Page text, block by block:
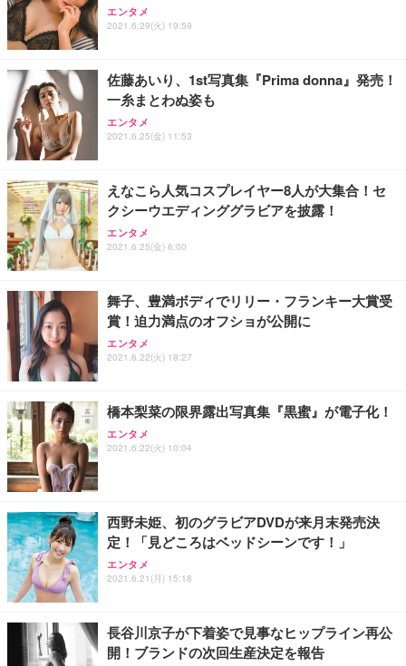
エンタメ
2021.6.29(火) 19:59
佐藤あいり、1st写真集『Prima donna』発売！
一糸まとわぬ姿も
エンタメ
2021.6.25(金) 11:53
えなこら人気コスプレイヤー8人が大集合！セ
クシーウエディンググラビアを披露！
エンタメ
2021.6.25(金) 6:00
舞子、豊満ボディでリリー・フランキー大賞受
賞！迫力満点のオフショが公開に
エンタメ
2021.6.22(火) 18:27
橋本梨菜の限界露出写真集『黒蜜』が電子化！
エンタメ
2021.6.22(火) 10:04
西野未姫、初のグラビアDVDが来月末発売決
定！「見どころはベッドシーンです！」
エンタメ
2021.6.21(月) 15:18
長谷川京子が下着姿で見事なヒップライン再公
開！ブランドの次回生産決定を報告